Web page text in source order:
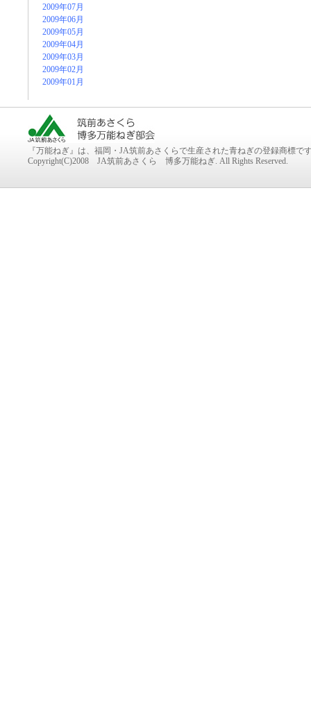
2009年07月
2009年06月
2009年05月
2009年04月
2009年03月
2009年02月
2009年01月
『万能ねぎ』は、福岡・JA筑前あさくらで生産された青ねぎの登録商標で
Copyright(C)2008 JA筑前あさくら 博多万能ねぎ. All Rights Reserved.